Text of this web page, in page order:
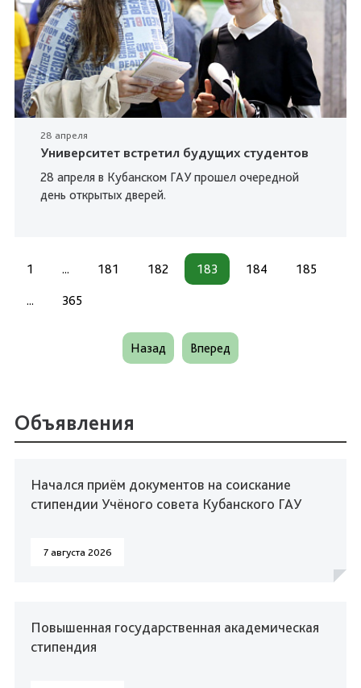
28 апреля
Университет встретил будущих студентов
28 апреля в Кубанском ГАУ прошел очередной
день открытых дверей.
1 ... 181 182 183 184 185
... 365
Назад Вперед
Объявления
Начался приём документов на соискание
стипендии Учёного совета Кубанского ГАУ
7 августа 2026
Повышенная государственная академическая
стипендия